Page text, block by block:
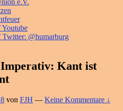
e.V.
@humarburg
Kant ist
von FJH — Keine Kommentare ↓